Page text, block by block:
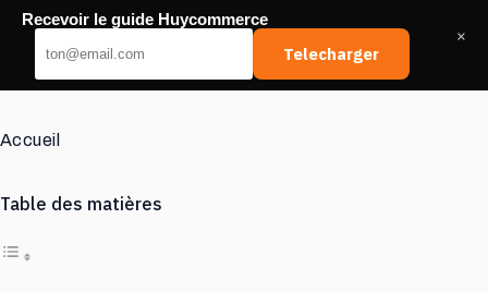
Passer
contenu
Accueil
Table des matières
Recevoir le guide Huycommerce
Telecharger
×